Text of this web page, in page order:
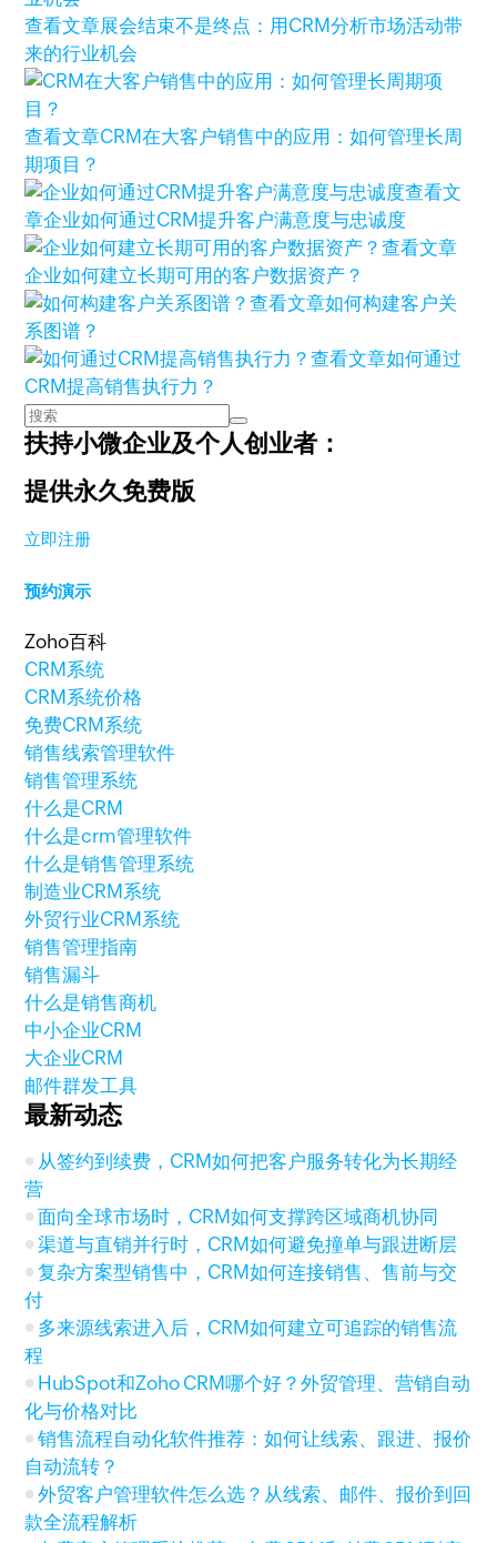
查看文章展会结束不是终点：用CRM分析市场活动带
来的行业机会
查看文章CRM在大客户销售中的应用：如何管理长周
期项目？
查看文
章企业如何通过CRM提升客户满意度与忠诚度
查看文章
企业如何建立长期可用的客户数据资产？
查看文章如何构建客户关
系图谱？
查看文章如何通过
CRM提高销售执行力？
扶持小微企业及个人创业者：
提供永久免费版
立即注册
预约演示
Zoho百科
CRM系统
CRM系统价格
免费CRM系统
销售线索管理软件
销售管理系统
什么是CRM
什么是crm管理软件
什么是销售管理系统
制造业CRM系统
外贸行业CRM系统
销售管理指南
销售漏斗
什么是销售商机
中小企业CRM
大企业CRM
邮件群发工具
最新动态
从签约到续费，CRM如何把客户服务转化为长期经
营
面向全球市场时，CRM如何支撑跨区域商机协同
渠道与直销并行时，CRM如何避免撞单与跟进断层
复杂方案型销售中，CRM如何连接销售、售前与交
付
多来源线索进入后，CRM如何建立可追踪的销售流
程
HubSpot和Zoho CRM哪个好？外贸管理、营销自动
化与价格对比
销售流程自动化软件推荐：如何让线索、跟进、报价
自动流转？
外贸客户管理软件怎么选？从线索、邮件、报价到回
款全流程解析